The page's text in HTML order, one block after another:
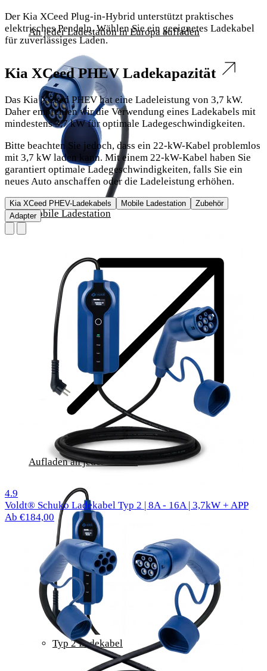
An jeder Ladestation in Europa aufladen
Mobile Ladestation
Aufladen an jeder Buchse
Typ 2 Ladekabel
Der Kia XCeed Plug-in-Hybrid unterstützt praktisches
elektrisches Pendeln. Wählen Sie ein geeignetes Ladekabel
für zuverlässiges Laden.
Kia XCeed PHEV Ladekapazität
Das Kia XCeed PHEV hat eine Ladeleistung von 3,7 kW.
Daher empfehlen wir die Verwendung eines Ladekabels mit
mindestens 3,7 kW für optimale Ladegeschwindigkeiten.
Bitte beachten Sie jedoch, dass ein 22-kW-Kabel problemlos
mit 3,7 kW laden kann. Mit einem 22-kW-Kabel haben Sie
garantiert optimale Ladegeschwindigkeiten, falls Sie ein
neues Auto anschaffen oder die Ladeleistung erhöhen.
Kia XCeed PHEV-Ladekabels Mobile Ladestation
Zubehör
Adapter
4.9 1000 Bewertungen
Voldt® Schuko Ladekabel Typ 2 | 8A - 16A | 3,7kW + APP
Ab €184,00